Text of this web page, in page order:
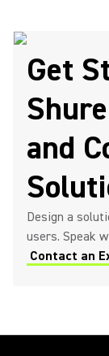
Get
and
Design a
users. Speak
Contact an